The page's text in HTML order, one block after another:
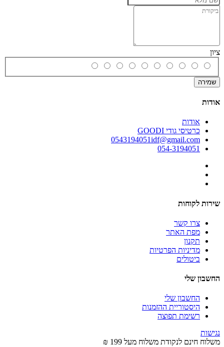
ציון
שמירה
אודות
אודות
כרטיסי גודי GOODI
0543194051idf@gmail.com
054-3194051
שירות לקוחות
צרו קשר
מפת האתר
תקנון
מדיניות הפרטיות
ביטולים
החשבון שלי
החשבון שלי
היסטוריית ההזמנות
רשימת תפוצה
נגישות
משלוח חינם לנקודת משלוח מעל 199 ₪